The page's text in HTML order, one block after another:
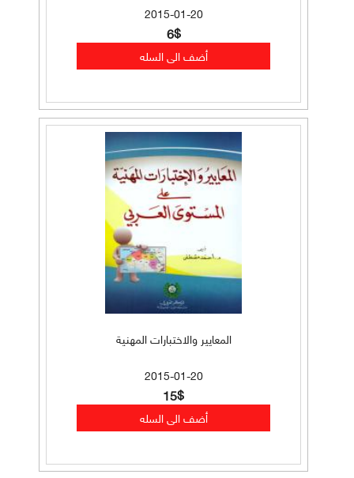
2015-01-20
6$
المعايير والاختبارات المهنية
2015-01-20
15$